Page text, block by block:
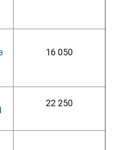
16 050
22 250